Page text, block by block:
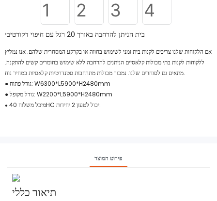
בית הניתן להרחבה באורך 20 רגל עם חיפוי דקורטיבי
אם הלקוחות שלנו צריכים לקנות בית זמני לשימוש בחווה או בקרקע המסחרית שלהם. אנו נמליץ
ללקוחות לקנות בתי מכולות קלאסיים הניתנים להרחבה ללא שימוש בחומרים קשים להתקנה.
מתאים גם לסוחרים שלנו. נמכור מכולות מתרחבות סטנדרטיות קלאסיות במחיר נוח.
● גודל פתוח: W6300*L5900*H2480mm
● גודל מקופל: W2200*L5900*H2480mm
● מיכל משלוח 40HC יכול לטעון 2 יחידות.
פירוט המוצר
תיאור כללי